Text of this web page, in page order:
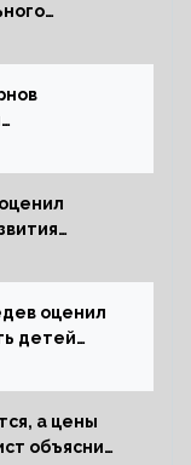
оценил
детей
а цены
объяснил